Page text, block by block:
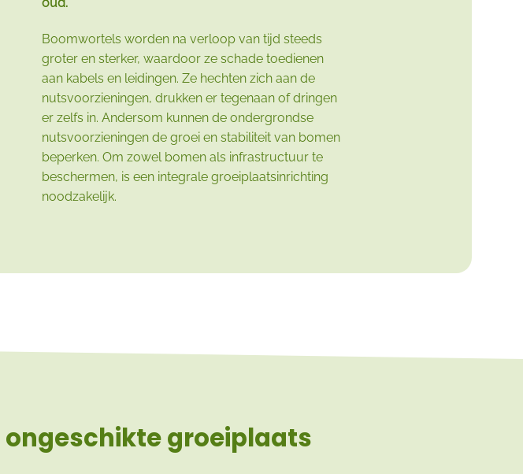
Boomwortels worden na verloop van tijd steeds
groter en sterker, waardoor ze schade toedienen
aan kabels en leidingen. Ze hechten zich aan de
nutsvoorzieningen, drukken er tegenaan of dringen
er zelfs in. Andersom kunnen de ondergrondse
nutsvoorzieningen de groei en stabiliteit van bomen
beperken. Om zowel bomen als infrastructuur te
beschermen, is een integrale groeiplaatsinrichting
noodzakelijk.
groeiplaats